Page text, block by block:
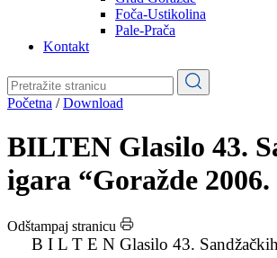
Općine
Pale-Prača
Kontakt
Početna/ Download
BILTEN Glasilo 43.
igara “Goražde 2006.